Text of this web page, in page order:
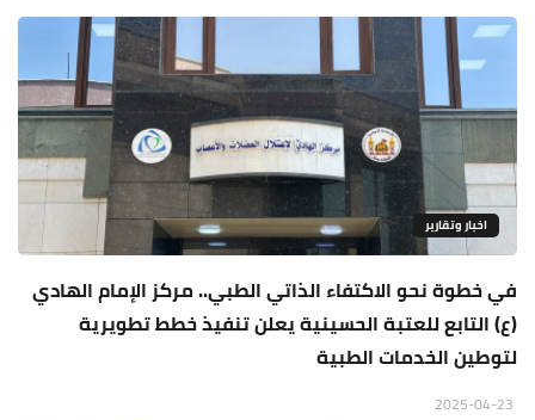
اخبار وتقارير
في خطوة نحو الاكتفاء الذاتي الطبي.. مركز الإمام الهادي
(ع) التابع للعتبة الحسينية يعلن تنفيذ خطط تطويرية
لتوطين الخدمات الطبية